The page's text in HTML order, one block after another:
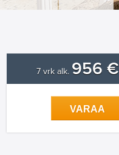
7 vrk alk. 956 €
VARAA